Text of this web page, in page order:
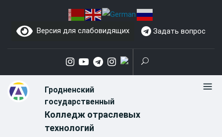
content
Версия для слабовидящих Задать вопрос
Гродненский
государственный
Колледж отраслевых
технологий